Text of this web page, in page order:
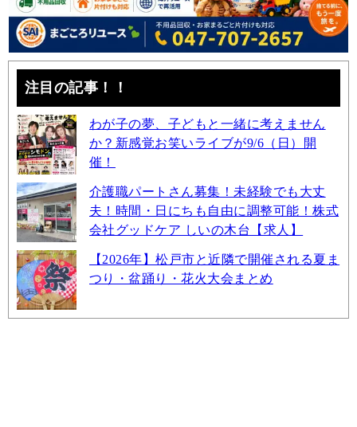
注目の記事！！
わが子の夢、子どもと一緒に考えません
か？新感覚お笑いライブが9/6（日）開
催！
介護職パートさん募集！未経験でも大丈
夫！時間・日にちも自由に調整可能！株式
会社グッドケア しいの木台【求人】
【2026年】松戸市と近隣で開催される夏ま
つり・盆踊り・花火大会まとめ